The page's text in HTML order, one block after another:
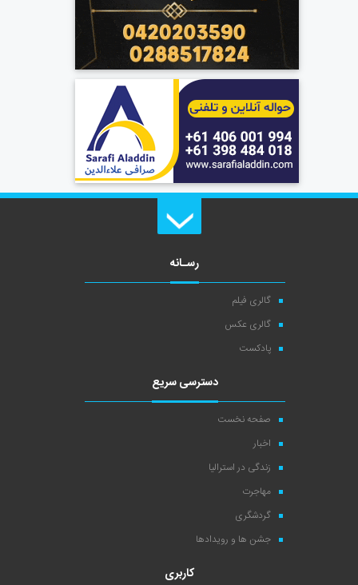
رسـانه
گالری فیلم
گالری عکس
پادکست
دسترسی سریع
صفحه نخست
اخبار
زندگی در استرالیا
مهاجرت
گردشگری
جشن ها و رویدادها
کاربری